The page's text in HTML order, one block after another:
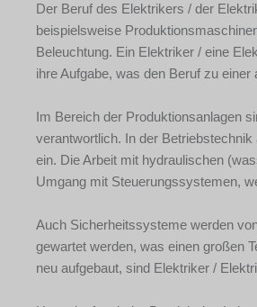
Der Beruf des Elektrikers / der
beispielsweise
Beleuchtung. Ein Elektriker / eine
ihre Aufgabe, was den Beruf zu
Im Bereich der Produktionsanlagen
verantwortlich. In der
ein. Die Arbeit mit hydraulischen
Umgang mit Steuerungssystemen,
Auch Sicherheitssysteme werden
gewartet werden, was einen großen
neu aufgebaut, sind Elektriker /